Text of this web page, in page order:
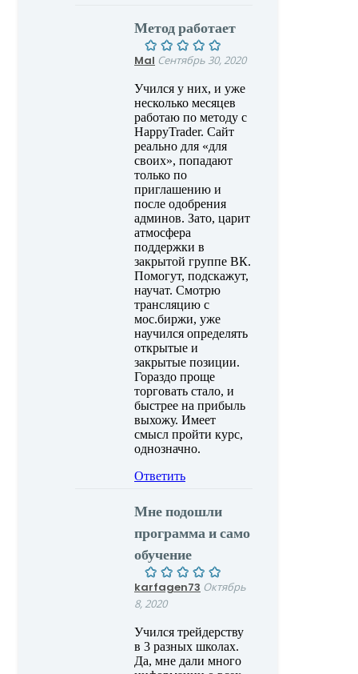
Метод работает
Mal Сентябрь 30, 2020
Учился у них, и уже
несколько месяцев
работаю по методу с
HappyTrader. Сайт
реально для «для
своих», попадают
только по
приглашению и
после одобрения
админов. Зато, царит
атмосфера
поддержки в
закрытой группе ВК.
Помогут, подскажут,
научат. Смотрю
трансляцию с
мос.биржи, уже
научился определять
открытые и
закрытые позиции.
Гораздо проще
торговать стало, и
быстрее на прибыль
выхожу. Имеет
смысл пройти курс,
однозначно.
Ответить
Мне подошли
программа и само
обучение
karfagen73 Октябрь
8, 2020
Учился трейдерству
в 3 разных школах.
Да, мне дали много